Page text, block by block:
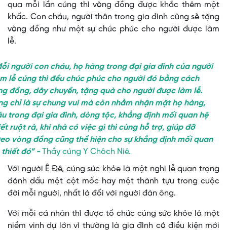
qua mỗi lần cúng thì vòng đồng được khắc thêm một
khấc. Con cháu, người thân trong gia đình cũng sẽ tặng
vòng đồng như một sự chúc phúc cho người được làm
lễ.
con cháu, họ hàng trong đại gia đình của người
lễ cúng thì đều chúc phúc cho người đó bằng cách
đồng, dây chuyền, tặng quà cho người được làm lễ.
chỉ là sự chung vui mà còn nhằm nhận mặt họ hàng,
trong đại gia đình, dòng tộc, khẳng định mối quan hệ
ruột rà, khi nhà có việc gì thì cùng hỗ trợ, giúp đỡ
vòng đồng cũng thể hiện cho sự khẳng định mối quan
thiết đó” -Thầy cúng Y Chôch Niê.
Với người Ê Đê, cúng sức khỏe là một nghi lễ quan trọng
đánh dấu một cột mốc hay một thành tựu trong cuộc
đời mỗi người, nhất là đối với người đàn ông.
Với mỗi cá nhân thì được tổ chức cúng sức khỏe là một
niềm vinh dự lớn vì thường là gia đình có điều kiện mới